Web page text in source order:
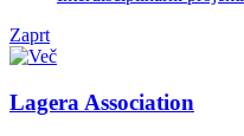
Zaprt
Lagera Association